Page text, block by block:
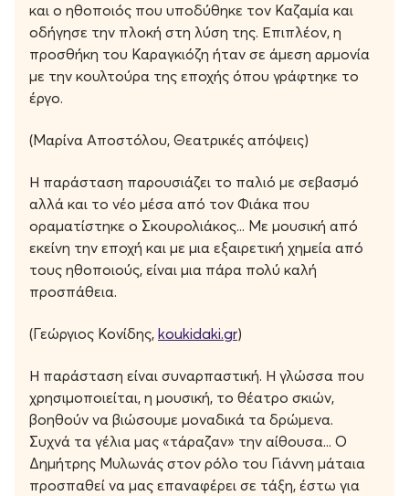
και ο ηθοποιός που υποδύθηκε τον Καζαμία και
οδήγησε την πλοκή στη λύση της. Επιπλέον, η
προσθήκη του Καραγκιόζη ήταν σε άμεση αρμονία
με την κουλτούρα της εποχής όπου γράφτηκε το
έργο.
(Μαρίνα Αποστόλου, Θεατρικές απόψεις)
Η παράσταση παρουσιάζει το παλιό με σεβασμό
αλλά και το νέο μέσα από τον Φιάκα που
οραματίστηκε ο Σκουρολιάκος... Με μουσική από
εκείνη την εποχή και με μια εξαιρετική χημεία από
τους ηθοποιούς, είναι μια πάρα πολύ καλή
προσπάθεια.
(Γεώργιος Κονίδης, koukidaki.gr)
Η παράσταση είναι συναρπαστική. Η γλώσσα που
χρησιμοποιείται, η μουσική, το θέατρο σκιών,
βοηθούν να βιώσουμε μοναδικά τα δρώμενα.
Συχνά τα γέλια μας «τάραζαν» την αίθουσα... Ο
Δημήτρης Μυλωνάς στον ρόλο του Γιάννη μάταια
προσπαθεί να μας επαναφέρει σε τάξη, έστω για